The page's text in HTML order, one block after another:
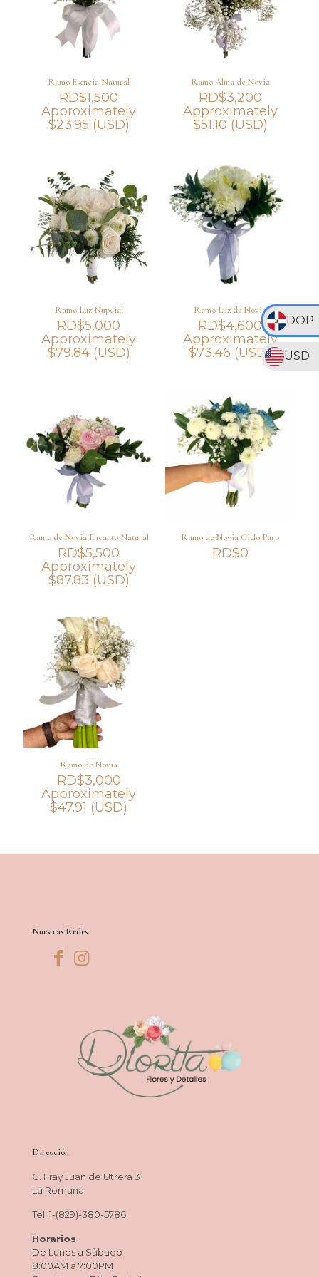
DOP
USD
Ramo Esencia Natural
RD$1,500
Approximately
$23.95 (USD)
Ramo Alma de Novia
RD$3,200
Approximately
$51.10 (USD)
Ramo Luz Nupcial
RD$5,000
Approximately
$79.84(USD)
Ramo Luz de Novia
RD$4,600
Approximately
$73.46 (USD)
Ramo de Novia Encanto Natural
RD$5,500
Approximately
$87.83 (USD)
Ramo de Novia Cielo Puro
RD$0
Ramo de Novia
RD$3,000
Approximately
$47.91 (USD)
Nuestras Redes
Dirección
C. Fray Juan de Utrera 3
La Romana
Tel: 1-(829)-380-5786
Horarios
De Lunes a Sàbado
8:00AM a 7:00PM